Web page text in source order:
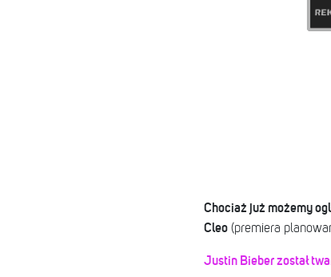
Chociaż już możemy
Cleo(premiera
Justin Bieber został